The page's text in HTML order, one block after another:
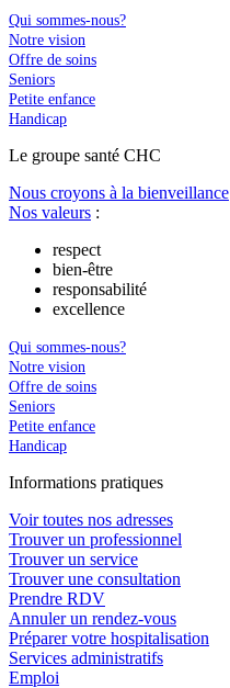
Qui sommes-nous?
Notre vision
Offre de soins
Seniors
Petite enfance
Handicap
Le groupe santé CHC
Nous croyons à la bienveillance
Nos valeurs :
respect
bien-être
responsabilité
excellence
Qui sommes-nous?
Notre vision
Offre de soins
Seniors
Petite enfance
Handicap
Informations pratiques
Voir toutes nos adresses
Trouver un professionnel
Trouver un service
Trouver une consultation
Prendre RDV
Annuler un rendez-vous
Préparer votre hospitalisation
Services administratifs
Emploi​